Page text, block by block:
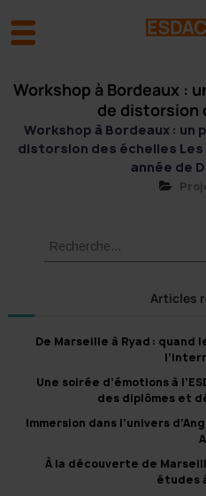
Workshop à Bordeaux :
de distorsion
Workshop à Bordeaux :
distorsion des échelles
année de
R
e
c
e
:
Articles
De Marseille à Ryad : quand
Une soirée d’émotions à
des diplômes et
Immersion dans l’univers
À la découverte de
études